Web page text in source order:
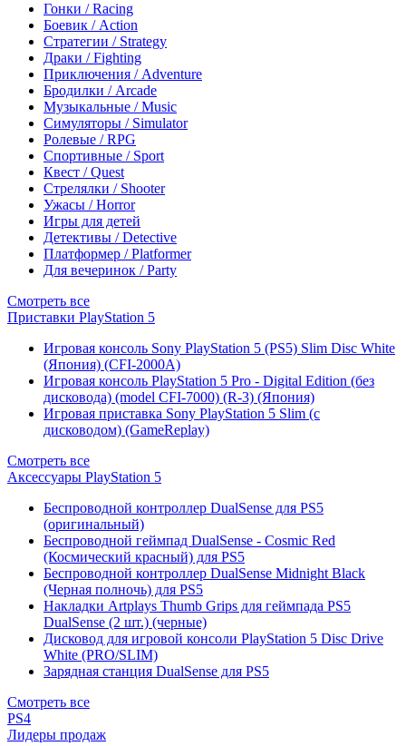
Гонки / Racing
Боевик / Action
Стратегии / Strategy
Драки / Fighting
Приключения / Adventure
Бродилки / Arcade
Музыкальные / Music
Симуляторы / Simulator
Ролевые / RPG
Спортивные / Sport
Квест / Quest
Стрелялки / Shooter
Ужасы / Horror
Игры для детей
Детективы / Detective
Платформер / Platformer
Для вечеринок / Party
Смотреть все
Приставки PlayStation 5
Игровая консоль Sony PlayStation 5 (PS5) Slim Disc White
(Япония) (CFI-2000A)
Игровая консоль PlayStation 5 Pro - Digital Edition (без
дисковода) (model CFI-7000) (R-3) (Япония)
Игровая приставка Sony PlayStation 5 Slim (с
дисководом) (GameReplay)
Смотреть все
Аксессуары PlayStation 5
Беспроводной контроллер DualSense для PS5
(оригинальный)
Беспроводной геймпад DualSense - Cosmic Red
(Космический красный) для PS5
Беспроводной контроллер DualSense Midnight Black
(Черная полночь) для PS5
Накладки Artplays Thumb Grips для геймпада PS5
DualSense (2 шт.) (черные)
Дисковод для игровой консоли PlayStation 5 Disc Drive
White (PRO/SLIM)
Зарядная станция DualSense для PS5
Смотреть все
PS4
Лидеры продаж